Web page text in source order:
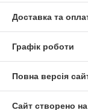
Доставка та
Графік роботи
Повна версія
Сайт створено